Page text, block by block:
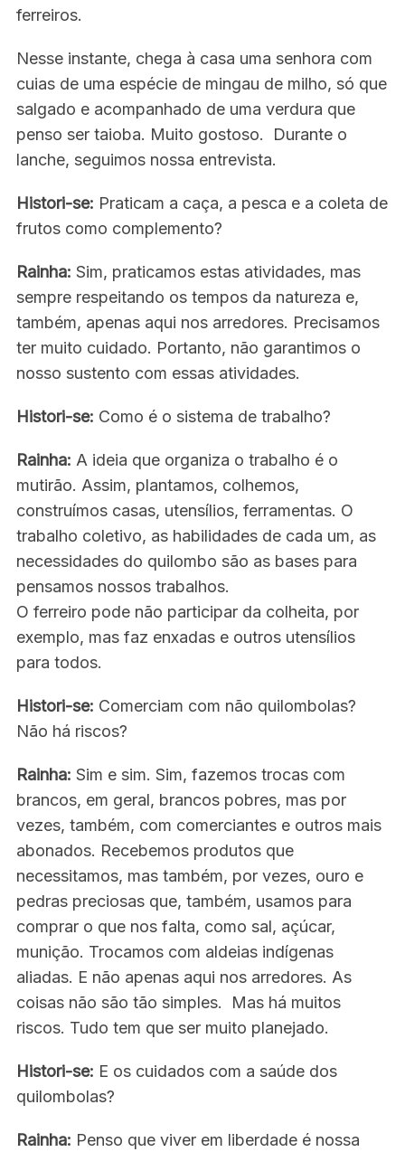
ferreiros.
Nesse instante, chega à casa uma senhora com
cuias de uma espécie de mingau de milho, só que
salgado e acompanhado de uma verdura que
penso ser taioba. Muito gostoso. Durante o
lanche, seguimos nossa entrevista.
Histori-se: Praticam a caça, a pesca e a coleta de
frutos como complemento?
Rainha: Sim, praticamos estas atividades, mas
sempre respeitando os tempos da natureza e,
também, apenas aqui nos arredores. Precisamos
ter muito cuidado. Portanto, não garantimos o
nosso sustento com essas atividades.
Histori-se: Como é o sistema de trabalho?
Rainha: A ideia que organiza o trabalho é o
mutirão. Assim, plantamos, colhemos,
construímos casas, utensílios, ferramentas. O
trabalho coletivo, as habilidades de cada um, as
necessidades do quilombo são as bases para
pensamos nossos trabalhos.
O ferreiro pode não participar da colheita, por
exemplo, mas faz enxadas e outros utensílios
para todos.
Histori-se: Comerciam com não quilombolas?
Não há riscos?
Rainha: Sim e sim. Sim, fazemos trocas com
brancos, em geral, brancos pobres, mas por
vezes, também, com comerciantes e outros mais
abonados. Recebemos produtos que
necessitamos, mas também, por vezes, ouro e
pedras preciosas que, também, usamos para
comprar o que nos falta, como sal, açúcar,
munição. Trocamos com aldeias indígenas
aliadas. E não apenas aqui nos arredores. As
coisas não são tão simples. Mas há muitos
riscos. Tudo tem que ser muito planejado.
Histori-se: E os cuidados com a saúde dos
quilombolas?
Rainha: Penso que viver em liberdade é nossa